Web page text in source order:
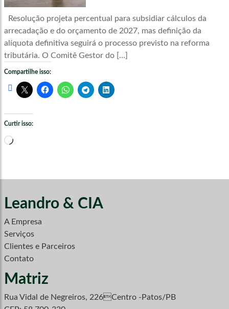
Resolução projeta percentual para subsidiar cálculos da
arrecadação e do orçamento de 2027, mas definição da
alíquota definitiva seguirá o processo previsto na reforma
tributária. O Comitê Gestor do […]
Compartilhe isso:
Curtir isso:
Carregando...
Leandro & CIA
A Empresa
Serviços
Clientes e Parceiros
Contato
Matriz
Rua Vidal de Negreiros, 226Centro -Patos/PB